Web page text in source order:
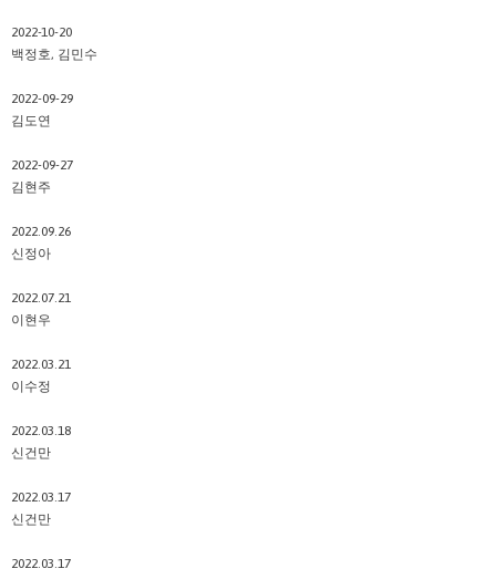
2022-10-20
백정호, 김민수
2022-09-29
김도연
2022-09-27
김현주
2022.09.26
신정아
2022.07.21
이현우
2022.03.21
이수정
2022.03.18
신건만
2022.03.17
신건만
2022.03.17